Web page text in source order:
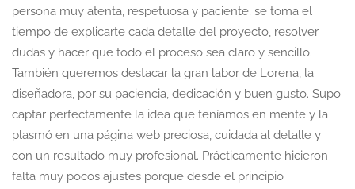
persona muy atenta, respetuosa y paciente; se toma el
tiempo de explicarte cada detalle del proyecto, resolver
dudas y hacer que todo el proceso sea claro y sencillo.
También queremos destacar la gran labor de Lorena, la
diseñadora, por su paciencia, dedicación y buen gusto. Supo
captar perfectamente la idea que teníamos en mente y la
plasmó en una página web preciosa, cuidada al detalle y
con un resultado muy profesional. Prácticamente hicieron
falta muy pocos ajustes porque desde el principio